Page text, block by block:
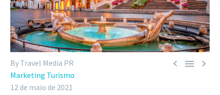
  
By Travel Media PR
Marketing Turismo
12 de maio de 2021